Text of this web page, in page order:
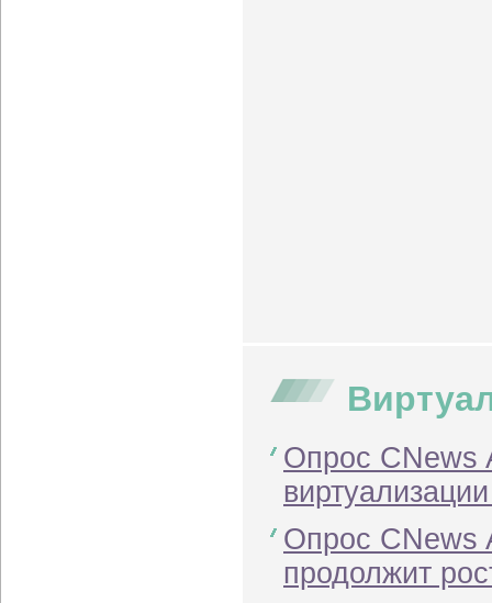
Опрос CNews
Опрос CNews
продолжит